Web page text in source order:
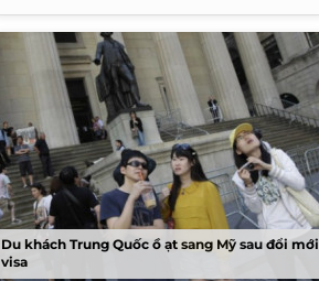
Du khách Trung Quốc ồ ạt sang Mỹ sau đổi mới
visa